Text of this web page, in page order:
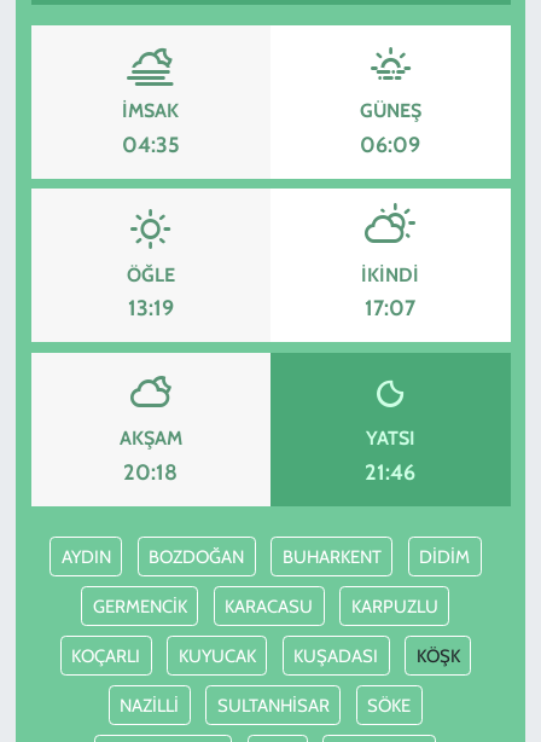
İMSAK
04:35
GÜNEŞ
06:09
ÖĞLE
13:19
İKINDI
17:07
AKŞAM
20:18
YATSI
21:46
AYDIN BOZDOĞAN BUHARKENT DİDİM
GERMENCİK KARACASU KARPUZLU
KOÇARLI KUYUCAK KUŞADASI KÖŞK
NAZİLLİ SULTANHİSAR SÖKE